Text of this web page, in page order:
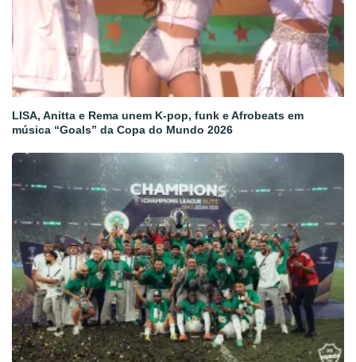
LISA, Anitta e Rema unem K-pop, funk e Afrobeats em
música “Goals” da Copa do Mundo 2026